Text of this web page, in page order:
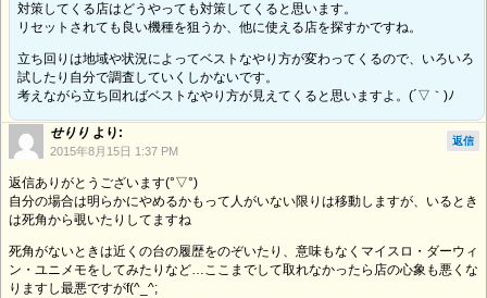
対策してくる店はどうやっても対策してくると思います。
リセットされても良い機種を狙うか、他に使える店を探すかですね。
立ち回りは地域や状況によってベストなやり方が変わってくるので、いろいろ
試したり自分で調査していくしかないです。
考えながら立ち回ればベストなやり方が見えてくると思いますよ。(´▽｀)ﾉ
せりり より:
2015年8月15日 1:37 PM
返信ありがとうございます(°▽°)
自分の場合は明らかにやめるかもって人がいない限りは移動しますが、いるとき
は死角から覗いたりしてますね
死角がないときは近くの台の履歴をのぞいたり、意味もなくマイスロ・ダーウィ
ン・ユニメモをしてみたりなど…ここまでして取れなかったら店の心象も悪くな
りますし最悪ですがf(^_^;
返信